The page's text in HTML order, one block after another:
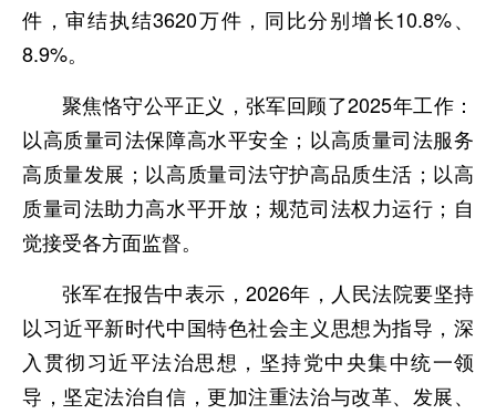
件，审结执结3620万件，同比分别增长10.8%、
8.9%。
聚焦恪守公平正义，张军回顾了2025年工作：
以高质量司法保障高水平安全；以高质量司法服务
高质量发展；以高质量司法守护高品质生活；以高
质量司法助力高水平开放；规范司法权力运行；自
觉接受各方面监督。
张军在报告中表示，2026年，人民法院要坚持
以习近平新时代中国特色社会主义思想为指导，深
入贯彻习近平法治思想，坚持党中央集中统一领
导，坚定法治自信，更加注重法治与改革、发展、